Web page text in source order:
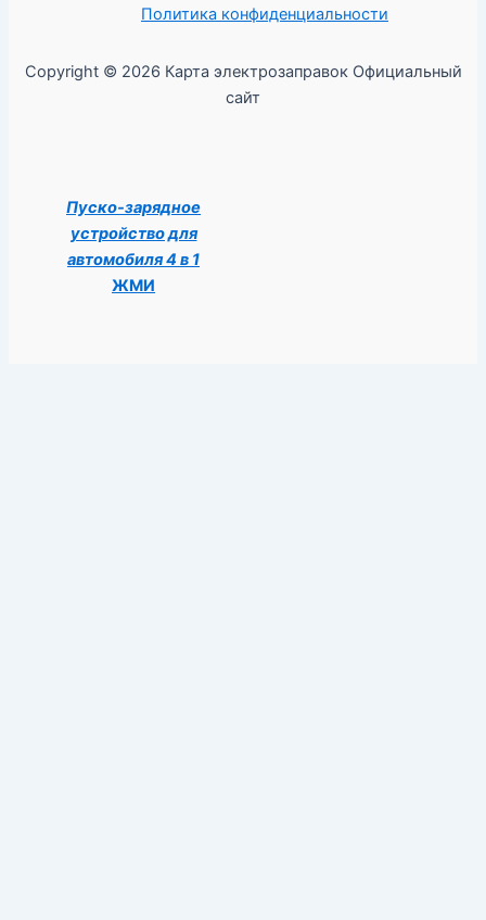
Политика конфиденциальности
Copyright © 2026 Карта электрозаправок Официальный
сайт
Пуско-зарядное
устройство для
автомобиля 4 в 1
ЖМИ